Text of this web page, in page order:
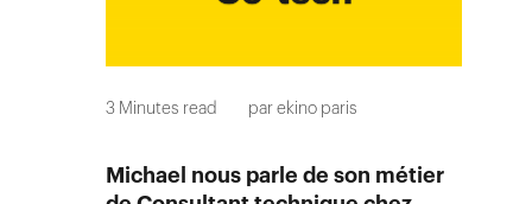
3 Minutes read parekino paris
Michael nous parle de son métier